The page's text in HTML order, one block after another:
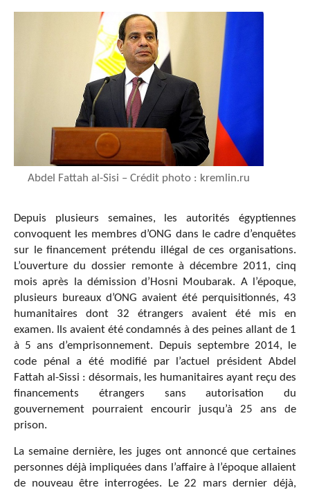
Abdel Fattah al-Sisi – Crédit photo : kremlin.ru
Depuis plusieurs semaines, les autorités égyptiennes
convoquent les membres d’ONG dans le cadre d’enquêtes
sur le financement prétendu illégal de ces organisations.
L’ouverture du dossier remonte à décembre 2011, cinq
mois après la démission d’Hosni Moubarak. A l’époque,
plusieurs bureaux d’ONG avaient été perquisitionnés, 43
humanitaires dont 32 étrangers avaient été mis en
examen. Ils avaient été condamnés à des peines allant de 1
à 5 ans d’emprisonnement. Depuis septembre 2014, le
code pénal a été modifié par l’actuel président Abdel
Fattah al-Sissi : désormais, les humanitaires ayant reçu des
financements étrangers sans autorisation du
gouvernement pourraient encourir jusqu’à 25 ans de
prison.
La semaine dernière, les juges ont annoncé que certaines
personnes déjà impliquées dans l’affaire à l’époque allaient
de nouveau être interrogées. Le 22 mars dernier déjà,